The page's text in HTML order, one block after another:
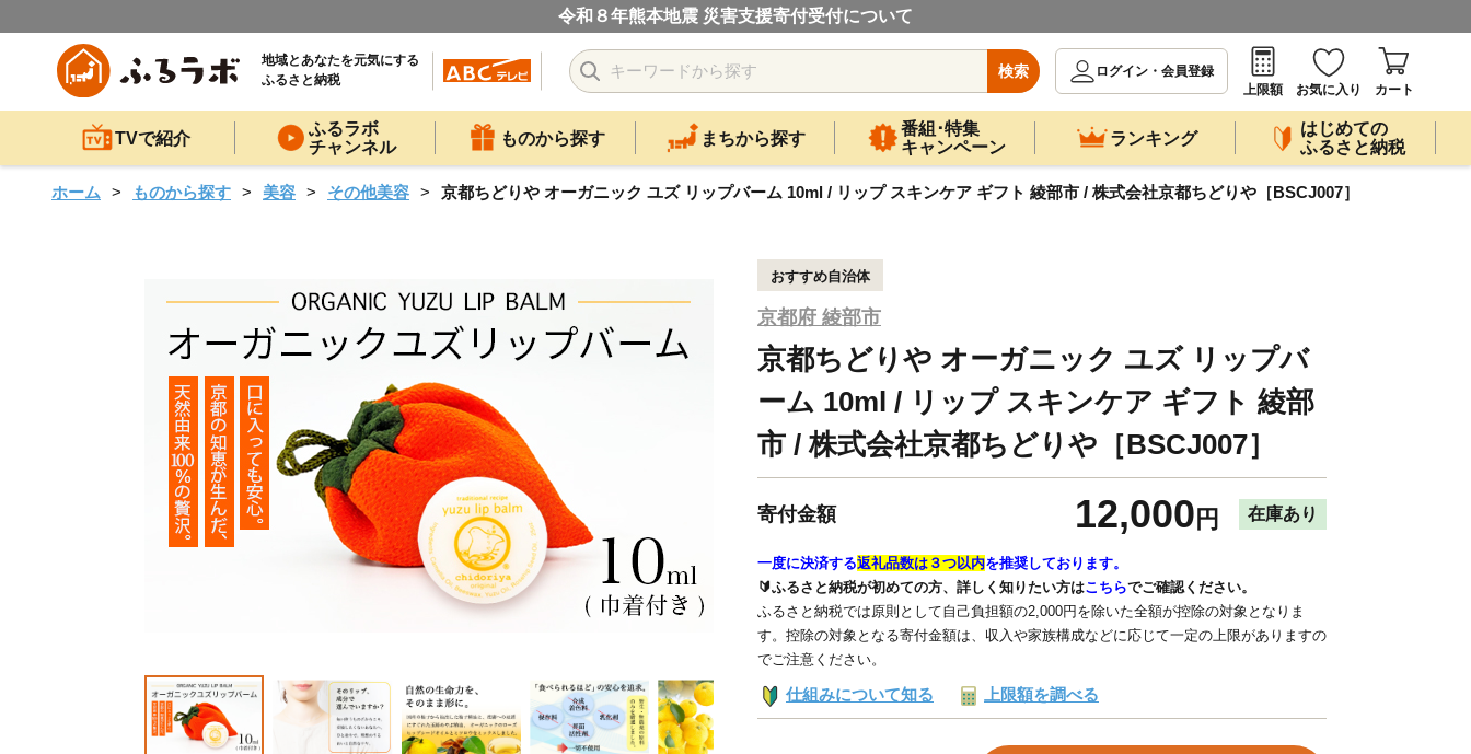
令和８年熊本地震 災害支援寄付受付について
地域とあなたを元気にする
ふるさと納税
検索
ログイン・会員登録
上限額
お気に入り カート
TVで紹介
ふるラボ
チャンネル
ものから探す まちから探す
番組･特集
キャンペーン
ランキング
はじめての
ふるさと納税
ホーム ものから探す 美容 その他美容 京都ちどりや オーガニック ユズ リップバーム 10ml / リップ スキンケア ギフト 綾部市 / 株式会社京都ちどりや［BSCJ007］
おすすめ自治体
京都府 綾部市
京都ちどりや オーガニック ユズ リップバ
ーム 10ml / リップ スキンケア ギフト 綾部
市 / 株式会社京都ちどりや［BSCJ007］
寄付金額 12,000 円 在庫あり
一度に決済する返礼品数は３つ以内を推奨しております。
🔰ふるさと納税が初めての方、詳しく知りたい方はこちらでご確認ください。
ふるさと納税では原則として自己負担額の2,000円を除いた全額が控除の対象となりま
す。控除の対象となる寄付金額は、収入や家族構成などに応じて一定の上限がありますの
でご注意ください。
仕組みについて知る 上限額を調べる